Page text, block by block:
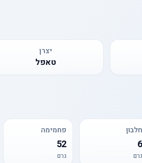
יצרן
טאפל
חלבון
6
גרם
פחמימה
52
גרם